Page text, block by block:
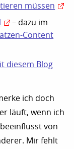
müssen
– dazu im
Content
diesem Blog
ich doch
läuft, wenn ich
von
Mir fehlt